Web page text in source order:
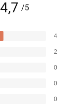
4,7 /5
4
2
0
0
0